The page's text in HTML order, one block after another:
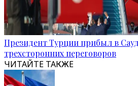
Президент Турции прибыл в
трехсторонних переговоров
ЧИТАЙТЕ ТАКЖЕ